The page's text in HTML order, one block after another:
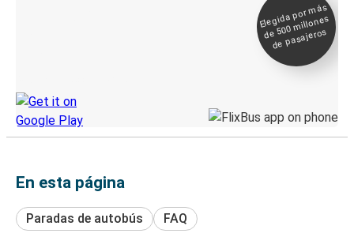
Elegida por
más
de 500
millones
de pasajeros
En esta página
Paradas de autobús FAQ